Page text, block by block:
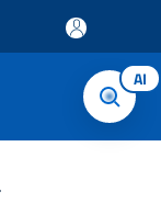
AI